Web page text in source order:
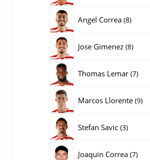
Angel Correa 88
Jose Gimenez 88
Thomas Lemar 77
Marcos Llorente 99
Stefan Savic 33
Joaquin Correa 77